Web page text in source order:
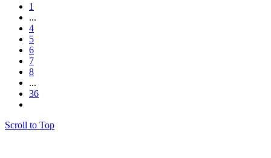
1
...
4
5
6
7
8
...
36
Scroll to Top